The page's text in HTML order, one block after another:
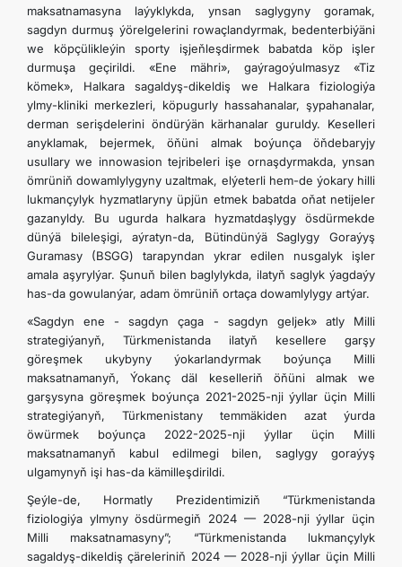
maksatnamasyna laýyklykda, ynsan saglygyny goramak,
sagdyn durmuş ýörelgelerini rowaçlandyrmak, bedenterbiýäni
we köpçülikleýin sporty işjeňleşdirmek babatda köp işler
durmuşa geçirildi. «Ene mähri», gaýragoýulmasyz «Tiz
kömek», Halkara sagaldyş-dikeldiş we Halkara fiziologiýa
ylmy-kliniki merkezleri, köpugurly hassahanalar, şypahanalar,
derman serişdelerini öndürýän kärhanalar guruldy. Keselleri
anyklamak, bejermek, öňüni almak boýunça öňdebaryjy
usullary we innowasion tejribeleri işe ornaşdyrmakda, ynsan
ömrüniň dowamlylygyny uzaltmak, elýeterli hem-de ýokary hilli
lukmançylyk hyzmatlaryny üpjün etmek babatda oňat netijeler
gazanyldy. Bu ugurda halkara hyzmatdaşlygy ösdürmekde
dünýä bileleşigi, aýratyn-da, Bütindünýä Saglygy Goraýyş
Guramasy (BSGG) tarapyndan ykrar edilen nusgalyk işler
amala aşyrylýar. Şunuň bilen baglylykda, ilatyň saglyk ýagdaýy
has-da gowulanýar, adam ömrüniň ortaça dowamlylygy artýar.
«Sagdyn ene - sagdyn çaga - sagdyn geljek» atly Milli
strategiýanyň, Türkmenistanda ilatyň kesellere garşy
göreşmek ukybyny ýokarlandyrmak boýunça Milli
maksatnamanyň, Ýokanç däl keselleriň öňüni almak we
garşysyna göreşmek boýunça 2021-2025-nji ýyllar üçin Milli
strategiýanyň, Türkmenistany temmäkiden azat ýurda
öwürmek boýunça 2022-2025-nji ýyllar üçin Milli
maksatnamanyň kabul edilmegi bilen, saglygy goraýyş
ulgamynyň işi has-da kämilleşdirildi.
Şeýle-de, Hormatly Prezidentimiziň “Türkmenistanda
fiziologiýa ylmyny ösdürmegiň 2024 — 2028-nji ýyllar üçin
Milli maksatnamasyny”; “Türkmenistanda lukmançylyk
sagaldyş-dikeldiş çäreleriniň 2024 — 2028-nji ýyllar üçin Milli